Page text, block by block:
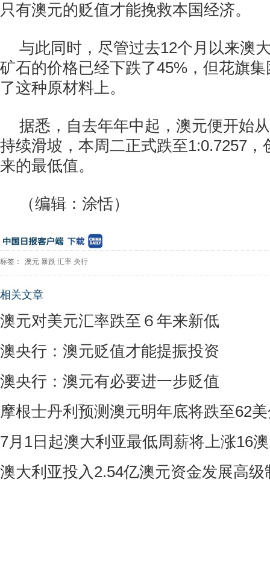
只有澳元的贬值才能挽救本国经济。
与此同时，尽管过去12个月以来澳
矿石的价格已经下跌了45%，但花旗
了这种原材料上。
据悉，自去年年中起，澳元便开始
持续滑坡，本周二正式跌至1:0.7257，
来的最低值。
（编辑：涂恬）
标签： 澳元 暴跌 汇率 央行
相关文章
澳元对美元汇率跌至６年来新低
澳央行：澳元贬值才能提振投资
澳央行：澳元有必要进一步贬值
摩根士丹利预测澳元明年底将跌至62
7月1日起澳大利亚最低周薪将上涨16
澳大利亚投入2.54亿澳元资金发展高级